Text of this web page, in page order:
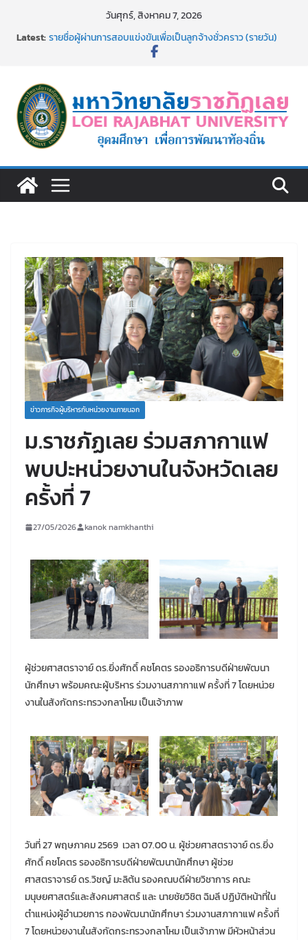
วันศุกร์, สิงหาคม 7, 2026
Latest:รายชื่อผู้ผ่านการสอบแข่งขันเพื่อเป็นลูกจ้างชั่วคราว (รายวัน)
สังกัดมหาวิทยาลัยราชภัฏเลย ด้วยเงินนอกงบประมาณ ประเภท
สนับสนุน สังกัดมหาวิทยาลัยราชภัฏเลย ครั้งที่ 2/2569
ม.ราชภัฏเลย ประชุมคณาจารย์ประจำ ครั้งที่ 1/2569
ประกาศผู้ชนะการเสนอราคา จ้างทำปกปริญญาบัตร จำนวน
๑,๙๗๒ ชุด โดยวิธีเฉพาะเจาะจง
ม.ราชภัฏเลย จัดกิจกรรมจิตอาสาบำเพ็ญสาธารณประโยชน์ และ
ข่าวภารกิจผู้บริหารกับหน่วยงานภายนอก
ม.ราชภัฏเลย ร่วมสภากาแฟ
พบปะหน่วยงานในจังหวัดเลย
ครั้งที่ 7
27/05/2026 kanok namkhanthi
ผู้ช่วยศาสตราจาย์ ดร.ยิ่งศักดิ์ คชโคตร รองอธิการบดีฝ่ายพัฒนา
นักศึกษา พร้อมคณะผู้บริหาร ร่วมงานสภากาแฟ ครั้งที่ 7 โดยหน่วย
งานในสังกัดกระทรวงกลาโหม เป็นเจ้าภาพ
วันที่ 27 พฤษภาคม 2569 เวลา 07.00 น. ผู้ช่วยศาสตราจาย์ ดร.ยิ่ง
ศักดิ์ คชโคตร รองอธิการบดีฝ่ายพัฒนานักศึกษา ผู้ช่วย
ศาสตราจารย์ ดร.วิชญ์ มะลิต้น รองคณบดีฝ่ายวิชาการ คณะ
มนุษยศาสตร์และสังคมศาสตร์ และ นายชัยวิชิต ฉิมลี ปฏิบัติหน้าที่ใน
ตำแหน่งผู้อำนวยการ กองพัฒนานักศึกษา ร่วมงานสภากาแฟ ครั้งที่
7 โดยหน่วยงานในสังกัดกระทรวงกลาโหม เป็นเจ้าภาพ มีหัวหน้าส่วน